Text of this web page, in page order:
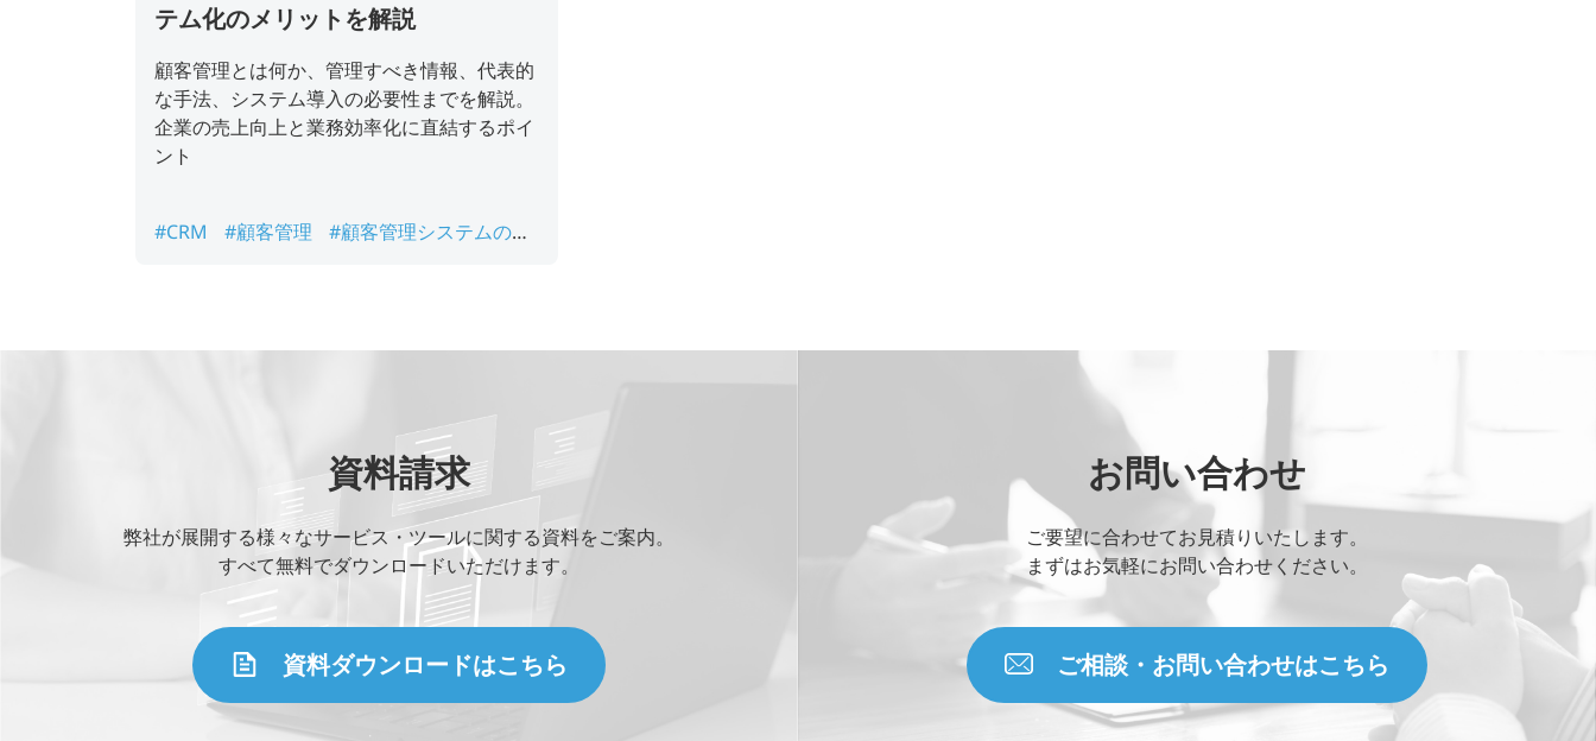
テム化のメリットを解説
顧客管理とは何か、管理すべき情報、代表的
な手法、システム導入の必要性までを解説。
企業の売上向上と業務効率化に直結するポイ
ント
#CRM #顧客管理
#顧客管理システムの機
資料請求
弊社が展開する様々なサービス・ツールに関する資料をご案内。
すべて無料でダウンロードいただけます。
資料ダウンロードはこちら
お問い合わせ
ご要望に合わせてお見積りいたします。
まずはお気軽にお問い合わせください。
ご相談・お問い合わせはこちら